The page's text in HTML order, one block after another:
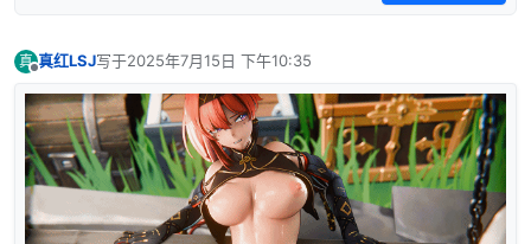
真 真红LSJ写于2025年7月15日 下午10:35
最后由 编辑